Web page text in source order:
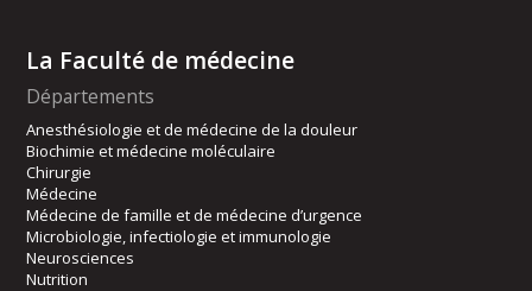
La Faculté de médecine
Départements
Anesthésiologie et de médecine de la douleur
Biochimie et médecine moléculaire
Chirurgie
Médecine
Médecine de famille et de médecine d’urgence
Microbiologie, infectiologie et immunologie
Neurosciences
Nutrition